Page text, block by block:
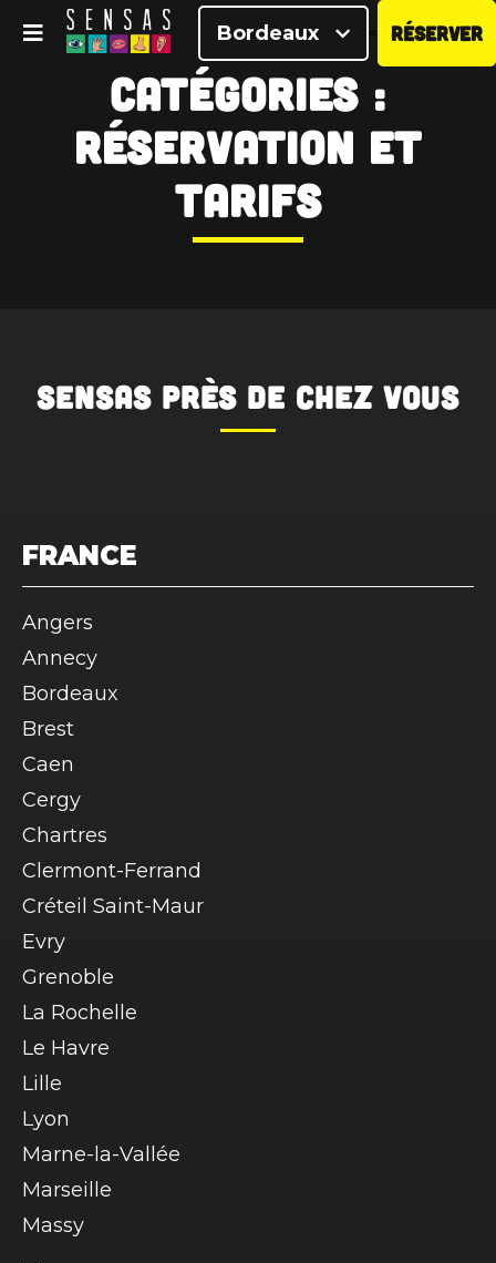
Bordeaux RÉSERVER
Catégories :
Réservation et
tarifs
SENSAS près de chez vous
FRANCE
Angers
Annecy
Bordeaux
Brest
Caen
Cergy
Chartres
Clermont-Ferrand
Créteil Saint-Maur
Evry
Grenoble
La Rochelle
Le Havre
Lille
Lyon
Marne-la-Vallée
Marseille
Massy